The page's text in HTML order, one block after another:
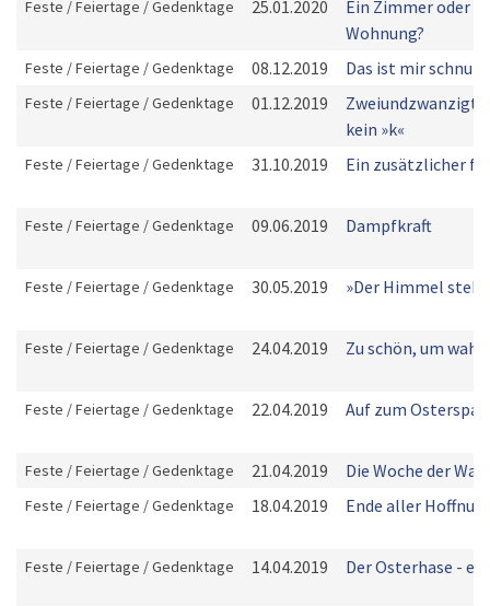
Feste / Feiertage / Gedenktage 25.01.2020
Ein Zimmer oder
Wohnung?
Feste / Feiertage / Gedenktage 08.12.2019 Das ist mir
Feste / Feiertage / Gedenktage 01.12.2019
kein »k«
Feste / Feiertage / Gedenktage 31.10.2019 Ein zusätzlicher
Feste / Feiertage / Gedenktage 09.06.2019 Dampfkraft
Feste / Feiertage / Gedenktage 30.05.2019 »Der Himmel
Feste / Feiertage / Gedenktage 24.04.2019 Zu schön, um wahr
Feste / Feiertage / Gedenktage 22.04.2019 Auf zum
Feste / Feiertage / Gedenktage 21.04.2019 Die Woche der
Feste / Feiertage / Gedenktage 18.04.2019 Ende aller
Feste / Feiertage / Gedenktage 14.04.2019 Der Osterhase -